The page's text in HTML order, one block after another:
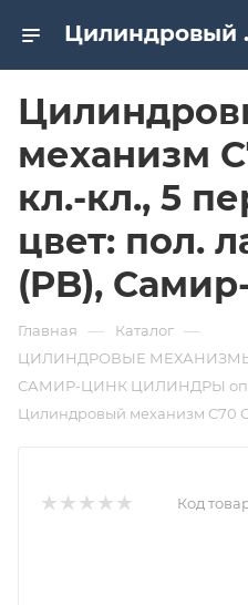
Цилиндровый механизм
механизм
кл.-кл., 5
цвет: пол.
(PB),
Главная — Каталог —
ЦИЛИНДРОВЫЕ МЕХАНИЗМЫ
САМИР-ЦИНК ЦИЛИНДРЫ
Цилиндровый механизм C70
Код